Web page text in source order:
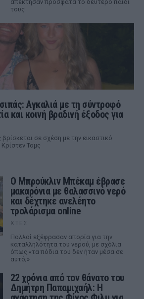
απέκτησαν πρόσφατα το δεύτερο παιδί
τους
Αγκαλιά με τη σύντροφό
και κοινή βραδινή έξοδος για
σε σχέση με την εικαστικό
Τομς
Ο Μπρούκλιν Μπέκαμ έβρασε
μακαρόνια με θαλασσινό νερό
και δέχτηκε ανελέητο
τρολάρισμα online
ΧΤΕΣ
Πολλοί εξέφρασαν απορία για την
καταλληλότητα του νερού, με σχόλια
όπως «τα πόδια του δεν ήταν μέσα σε
αυτό;»
22 χρόνια από τον θάνατο του
Δημήτρη Παπαμιχαήλ: Η